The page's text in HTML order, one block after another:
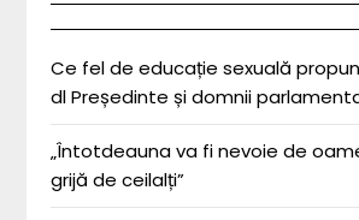
Ce fel de educație sexuală
dl Președinte și domnii
„Întotdeauna va fi nevoie de
grijă de ceilalți”